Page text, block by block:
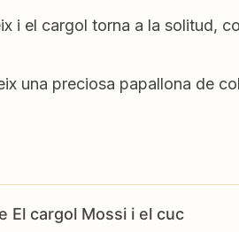
i el cargol torna a la solitud,
una preciosa papallona de
El cargol Mossi i el cuc